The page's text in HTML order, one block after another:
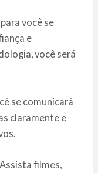
você se
e
você será
se comunicará
claramente e
filmes,